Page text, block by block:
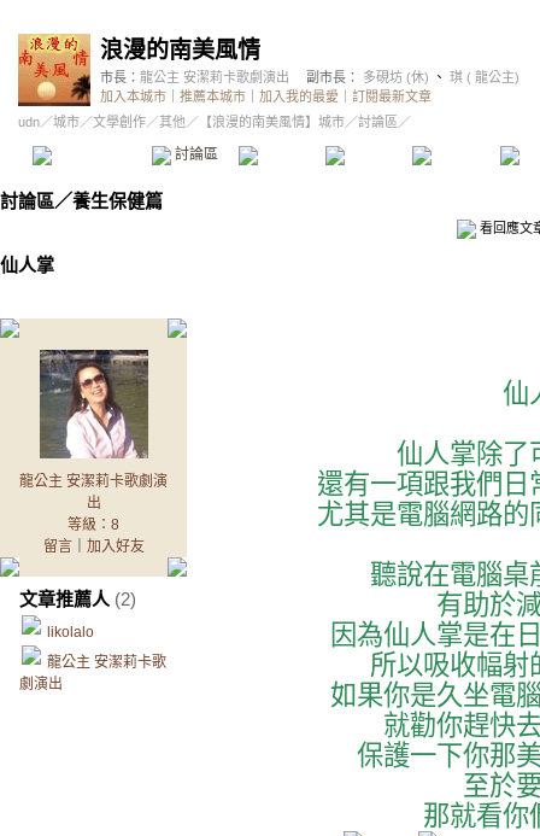
浪漫的南美風情
市長： 龍公主 安潔莉卡歌劇演出 副市長： 多硯坊 (休) 、 琪 ( 龍公主)
加入本城市
推薦本城市 加入我的最愛
訂閱最新文章
udn／城市／文學創作／其他 ／ 【浪漫的南美風情】城市／討論區／
討論區 精華區 投票區 影像館
討論區／養生保健篇
看回應文
仙人掌
龍公主 安潔莉卡歌劇演
出
等級：8
留言｜ 加入好友
文章推薦人 (2)
likolalo
龍公主 安潔莉卡歌
劇演出
仙
仙人掌除了
還有一項跟我們日
尤其是電腦網路的
聽說在電腦桌
有助於
因為仙人掌是在
所以吸收幅射
如果你是久坐電
就勸你趕快
保護一下你那
至於
那就看你